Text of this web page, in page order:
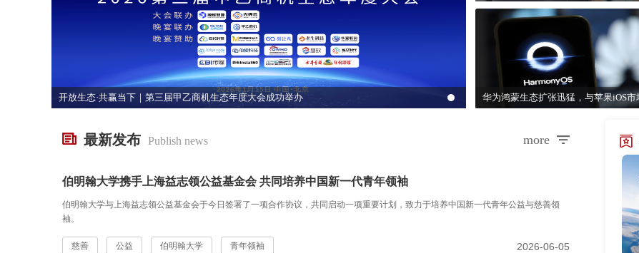
开放生态·共赢当下｜第三届甲乙商机生态年度大会成功举办
最新发布 Publish news more
伯明翰大学携手上海益志领公益基金会 共同培养中国新一代青年领袖
伯明翰大学与上海益志领公益基金会于今日签署了一项合作协议，共同启动一项重要计划，致力于培养中国新一代青年公益与慈善领
袖。
慈善 公益 伯明翰大学 青年领袖 2026-06-05